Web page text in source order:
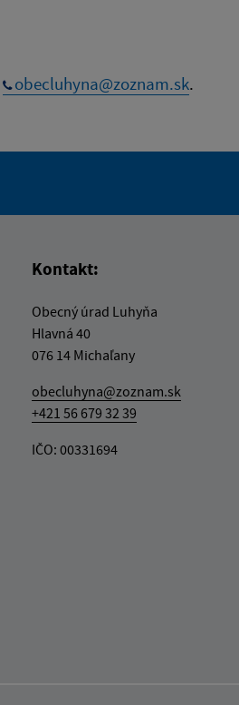
obecluhyna@zoznam.sk.
Kontakt:
Obecný úrad Luhyňa
Hlavná 40
076 14 Michaľany
obecluhyna@zoznam.sk
+421 56 679 32 39
IČO: 00331694